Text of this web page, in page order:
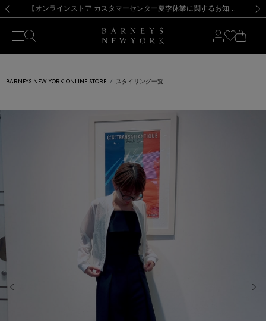
新規登録のお客様も対象！＜MY BARNEYS＞会員のお客様は11,000円（税込）以上のお買上げで常時送料無料！お買い物の際は会員登録を！
【夏季休業に伴う出荷一時停止のお知らせ】(2026.8.7) 【オンラインストア カスタマーセンター夏季休業に関するお知らせ】（2026.8.7）
【夏季休業に伴う返品・交換承り一時停止のお知らせ】（2026.8.5）
熊本県を中心とした地震の影響によるお荷物のお届けについて
【開催中】SUMMER SALEのご案内・ご注意事項 新規登録のお客様も対象！＜MY BARNEYS＞会員のお客様は11,000円（税込）以上のお買上げで常時送料無料！お買い物の際は会員登録を！
【夏季休業に伴う出荷一時停止のお知らせ】(2026.8.7)
BARNEYS NEW YORK ONLINE STORE スタイリング一覧